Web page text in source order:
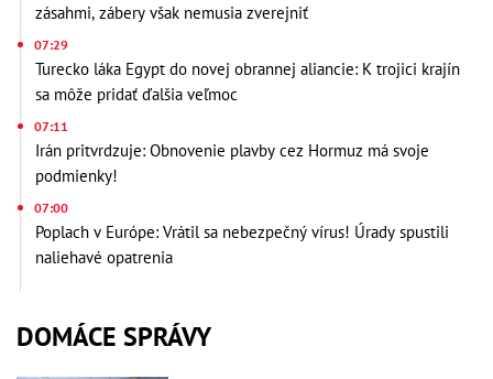
zásahmi, zábery však nemusia zverejniť
07:29
Turecko láka Egypt do novej obrannej aliancie: K trojici krajín
sa môže pridať ďalšia veľmoc
07:11
Irán pritvrdzuje: Obnovenie plavby cez Hormuz má svoje
podmienky!
07:00
Poplach v Európe: Vrátil sa nebezpečný vírus! Úrady spustili
naliehavé opatrenia
DOMÁCE SPRÁVY